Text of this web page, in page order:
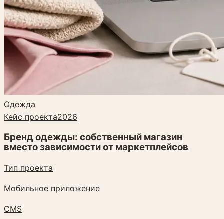
Одежда
Кейс проекта2026
Бренд одежды: собственный магазин
вместо зависимости от маркетплейсов
Тип проекта
Мобильное приложение
CMS